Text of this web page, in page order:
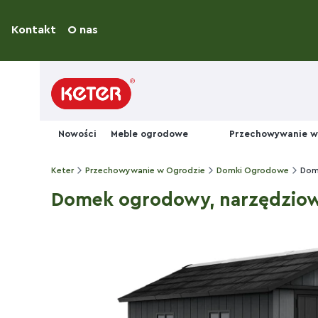
Kontakt O nas
Nowości Meble ogrodowe Przechowywanie
Keter Przechowywanie w Ogrodzie Domki Ogrodowe
Domek ogrodowy,